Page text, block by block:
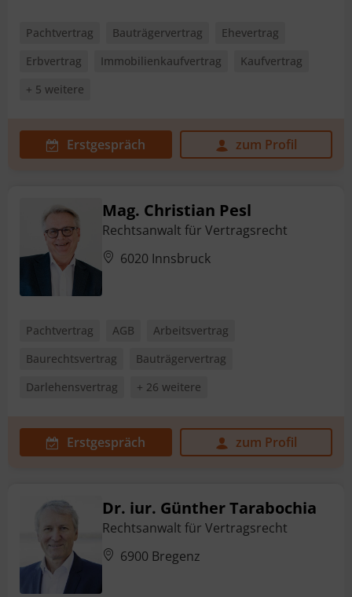
Pachtvertrag Bauträgervertrag
Ehevertrag
Erbvertrag
Immobilienkaufvertrag
Kaufvertrag
+ 5 weitere
Erstgespräch zum Profil
Mag. Christian Pesl
Rechtsanwalt für Vertragsrecht
6020 Innsbruck
Pachtvertrag AGB
Arbeitsvertrag
Baurechtsvertrag
Bauträgervertrag
Darlehensvertrag
+ 26 weitere
Erstgespräch zum Profil
Dr. iur. Günther Tarabochia
Rechtsanwalt für Vertragsrecht
6900 Bregenz